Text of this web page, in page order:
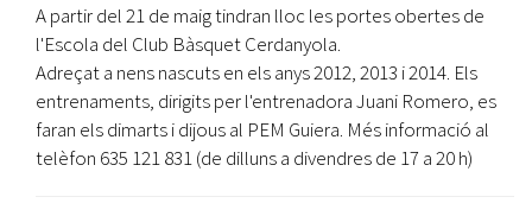
A partir del 21 de maig tindran lloc les portes obertes de
l'Escola del Club Bàsquet Cerdanyola.
Adreçat a nens nascuts en els anys 2012, 2013 i 2014. Els
entrenaments, dirigits per l'entrenadora Juani Romero, es
faran els dimarts i dijous al PEM Guiera. Més informació al
telèfon 635 121 831 (de dilluns a divendres de 17 a 20 h)